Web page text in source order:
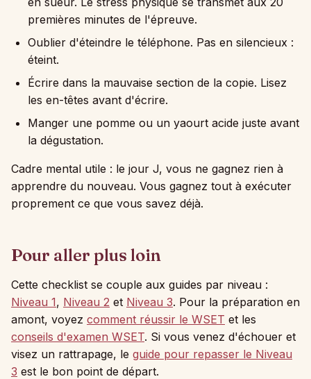
premières minutes de l'épreuve.
Oublier d'éteindre le téléphone. Pas en silencieux :
éteint.
Écrire dans la mauvaise section de la copie. Lisez
les en-têtes avant d'écrire.
Manger une pomme ou un yaourt acide juste avant
la dégustation.
Cadre mental utile : le jour J, vous ne gagnez rien à
apprendre du nouveau. Vous gagnez tout à exécuter
proprement ce que vous savez déjà.
Pour aller plus loin
Cette checklist se couple aux guides par niveau :
Niveau 1, Niveau 2 et Niveau 3. Pour la préparation en
amont, voyez comment réussir le WSET et les
conseils d'examen WSET. Si vous venez d'échouer et
visez un rattrapage, le guide pour repasser le Niveau
3 est le bon point de départ.